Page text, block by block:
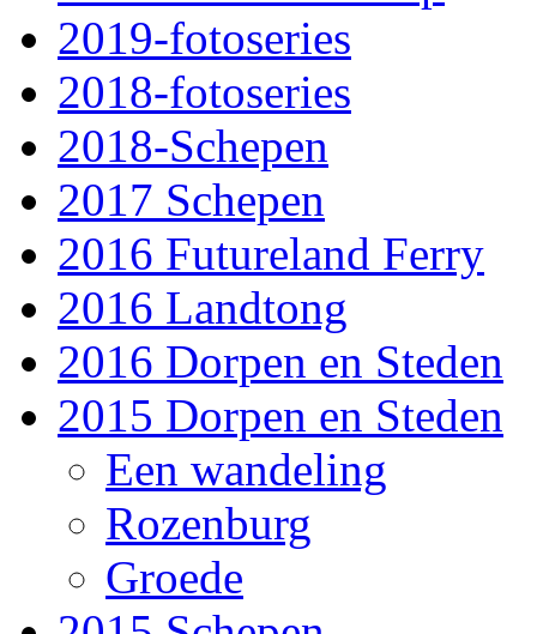
2019-fotoseries
2018-fotoseries
2018-Schepen
2017 Schepen
2016 Futureland Ferry
2016 Landtong
2016 Dorpen en Steden
2015 Dorpen en Steden
Een wandeling
Rozenburg
Groede